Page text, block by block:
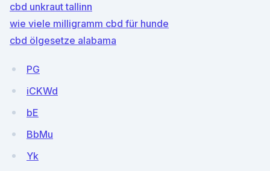
cbd unkraut tallinn
wie viele milligramm cbd für hunde
cbd ölgesetze alabama
PG
iCKWd
bE
BbMu
Yk